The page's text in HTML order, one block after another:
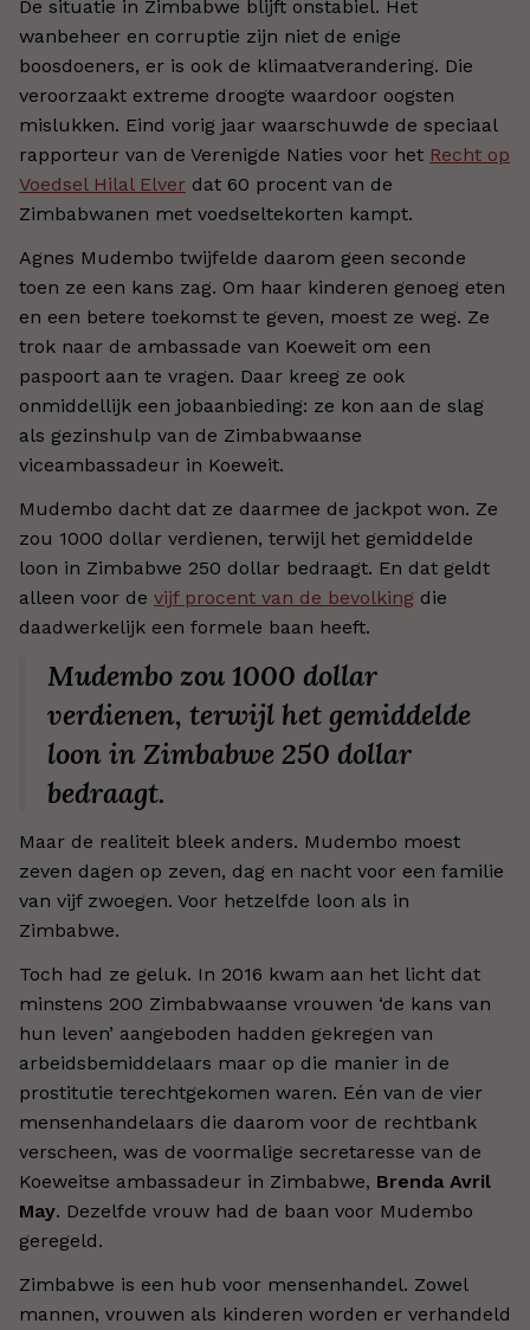
De situatie in Zimbabwe blijft onstabiel. Het
wanbeheer en corruptie zijn niet de enige
boosdoeners, er is ook de klimaatverandering. Die
veroorzaakt extreme droogte waardoor oogsten
mislukken. Eind vorig jaar waarschuwde de speciaal
rapporteur van de Verenigde Naties voor het Recht op
Voedsel Hilal Elver dat 60 procent van de
Zimbabwanen met voedseltekorten kampt.
Agnes Mudembo twijfelde daarom geen seconde
toen ze een kans zag. Om haar kinderen genoeg eten
en een betere toekomst te geven, moest ze weg. Ze
trok naar de ambassade van Koeweit om een
paspoort aan te vragen. Daar kreeg ze ook
onmiddellijk een jobaanbieding: ze kon aan de slag
als gezinshulp van de Zimbabwaanse
viceambassadeur in Koeweit.
Mudembo dacht dat ze daarmee de jackpot won. Ze
zou 1000 dollar verdienen, terwijl het gemiddelde
loon in Zimbabwe 250 dollar bedraagt. En dat geldt
alleen voor de vijf procent van de bevolking die
daadwerkelijk een formele baan heeft.
Mudembo zou 1000 dollar
verdienen, terwijl het gemiddelde
loon in Zimbabwe 250 dollar
bedraagt.
Maar de realiteit bleek anders. Mudembo moest
zeven dagen op zeven, dag en nacht voor een familie
van vijf zwoegen. Voor hetzelfde loon als in
Zimbabwe.
Toch had ze geluk. In 2016 kwam aan het licht dat
minstens 200 Zimbabwaanse vrouwen ‘de kans van
hun leven’ aangeboden hadden gekregen van
arbeidsbemiddelaars maar op die manier in de
prostitutie terechtgekomen waren. Eén van de vier
mensenhandelaars die daarom voor de rechtbank
verscheen, was de voormalige secretaresse van de
Koeweitse ambassadeur in Zimbabwe, Brenda Avril
May. Dezelfde vrouw had de baan voor Mudembo
geregeld.
Zimbabwe is een hub voor mensenhandel. Zowel
mannen, vrouwen als kinderen worden er verhandeld